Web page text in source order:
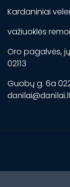
Kardaniniai
važiuoklės
Oro pagalvės,
02113
Guobų g. 6a